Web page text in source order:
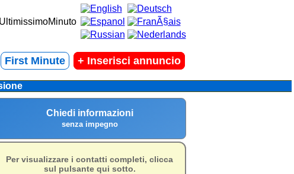
First Minute + Inserisci annuncio
Chiedi informazioni
senza impegno
Per visualizzare i contatti completi, clicca
sul pulsante qui sotto.